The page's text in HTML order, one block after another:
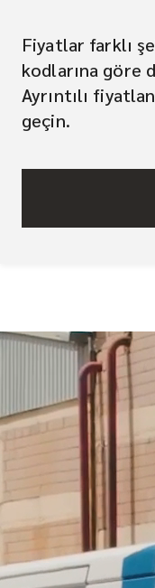
Fiyatlar farklı
kodlarına göre
Ayrıntılı
geçin.